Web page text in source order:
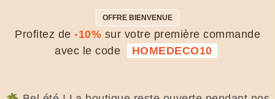
OFFRE BIENVENUE
Profitez de -10% sur votre première commande
avec le code
HOMEDECO10